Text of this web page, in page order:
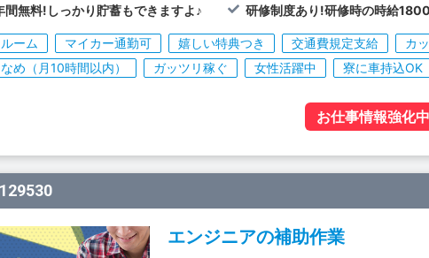
間無料!しっかり貯蓄もできますよ♪ 研修制度あり!研修時の時給
ーム マイカー通勤可 嬉しい特典つき 交通費規定支給 カ
め（月10時間以内）
ガッツリ稼ぐ 女性活躍中 寮に車持込OK
お仕事情報強化中
129530
エンジニアの補助作業